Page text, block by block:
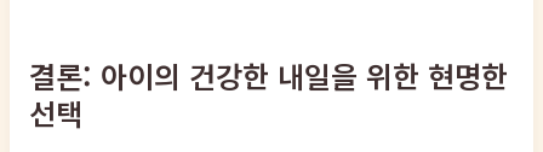
결론: 아이의 건강한 내일을 위한 현명한
선택